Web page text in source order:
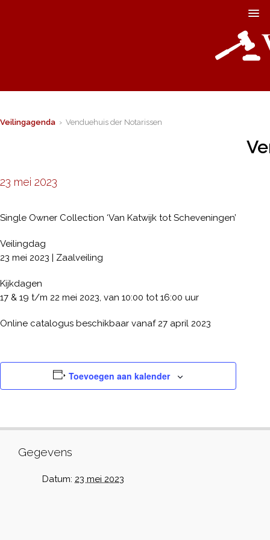
Veilingagenda › Venduehuis der Notarissen
23 mei 2023
Single Owner Collection ‘Van Katwijk tot Scheveningen’
Veilingdag
23 mei 2023 | Zaalveiling
Kijkdagen
17 & 19 t/m 22 mei 2023, van 10:00 tot 16:00 uur
Online catalogus beschikbaar vanaf 27 april 2023
Toevoegen aan kalender
Gegevens
Datum: 23 mei 2023